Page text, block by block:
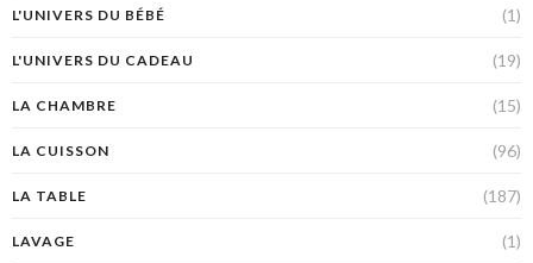
L'UNIVERS DU BÉBÉ (1)
L'UNIVERS DU CADEAU (19)
LA CHAMBRE (15)
LA CUISSON (96)
LA TABLE (187)
LAVAGE (1)